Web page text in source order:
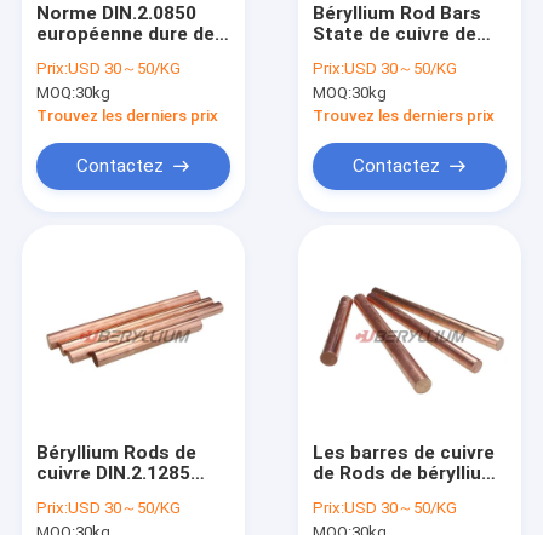
Norme DIN.2.0850
européenne dure de
de béryllium de no. 3
d'alliage
Prix:USD 30～50/KG
MOQ:30kg
Trouvez les derniers prix
Contactez
Béryllium Rod Bars
State de cuivre de
un TB00 H TD04
TF00 à HT TH04
Prix:USD 30～50/KG
MOQ:30kg
Trouvez les derniers prix
Contactez
Béryllium Rods de
cuivre DIN.2.1285
Conductivité élevée
Prix:USD 30～50/KG
Les barres de cuivre
de Rods de béryllium
CuCo2Be
Prix:USD 30～50/KG